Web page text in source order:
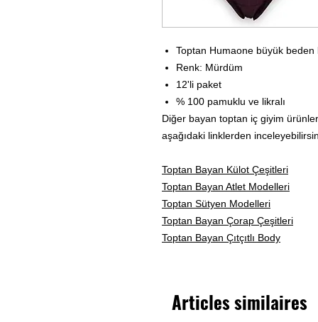
Toptan Humaone büyük beden
Renk: Mürdüm
12'li paket
% 100 pamuklu ve likralı
Diğer bayan toptan iç giyim
aşağıdaki linklerden
Toptan Bayan Külot Çeşitleri
Toptan Bayan Atlet Modelleri
Toptan Sütyen Modelleri
Toptan Bayan Çorap Çeşitleri
Toptan Bayan Çıtçıtlı Body
Articles similaires